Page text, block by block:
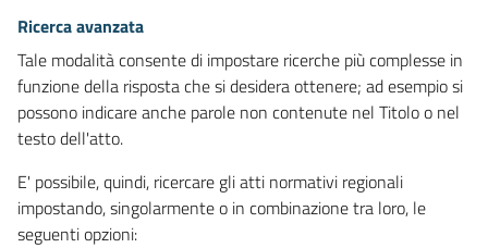
Ricerca avanzata
Tale modalità consente di impostare ricerche più complesse in
funzione della risposta che si desidera ottenere; ad esempio si
possono indicare anche parole non contenute nel Titolo o nel
testo dell'atto.
E' possibile, quindi, ricercare gli atti normativi regionali
impostando, singolarmente o in combinazione tra loro, le
seguenti opzioni: